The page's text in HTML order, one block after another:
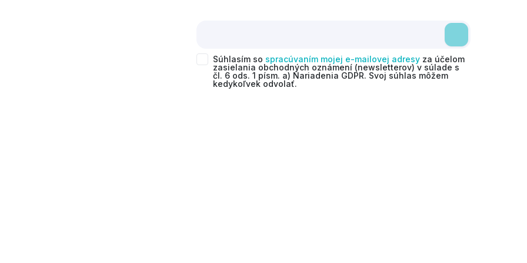
Súhlasím so spracúvaním mojej e-mailovej adresy za účelom
zasielania obchodných oznámení (newsletterov) v súlade s
čl. 6 ods. 1 písm. a) Nariadenia GDPR. Svoj súhlas môžem
kedykoľvek odvolať.